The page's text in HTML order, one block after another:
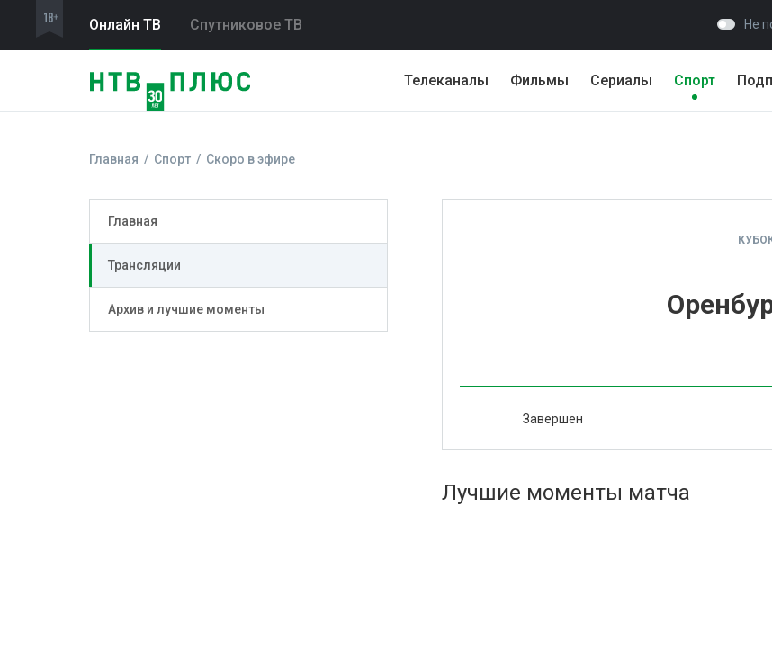
Онлайн ТВ Спутниковое ТВ Не
Телеканалы Фильмы Сериалы Спорт
Главная Спорт Скоро в эфире
Главная
Трансляции
Архив и лучшие моменты
Завершен
Лучшие моменты матча